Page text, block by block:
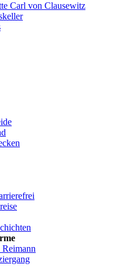
Carl von Clausewitz